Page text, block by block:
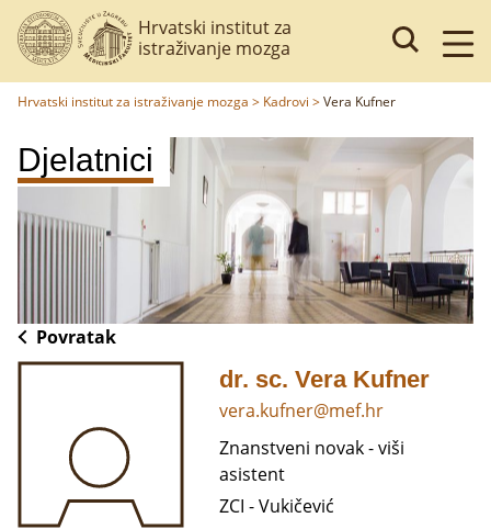
Hrvatski institut za
istraživanje mozga
Hrvatski institut za istraživanje mozga > Kadrovi >Vera Kufner
Djelatnici
Povratak
dr. sc. Vera Kufner
vera.kufner@mef.hr
Znanstveni novak - viši
asistent
ZCI - Vukičević